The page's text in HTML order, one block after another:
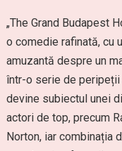
„The Grand Budapest
o comedie rafinată, cu
amuzantă despre un
într-o serie de
devine subiectul unei
actori de top, precum
Norton, iar combinația